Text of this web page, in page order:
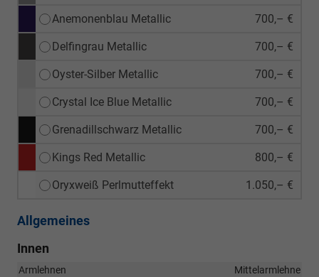
Anemonenblau Metallic 700,– €
Delfingrau Metallic 700,– €
Oyster-Silber Metallic 700,– €
Crystal Ice Blue Metallic 700,– €
Grenadillschwarz Metallic 700,– €
Kings Red Metallic 800,– €
Oryxweiß Perlmutteffekt 1.050,– €
Allgemeines
Innen
Armlehnen
Mittelarmlehne